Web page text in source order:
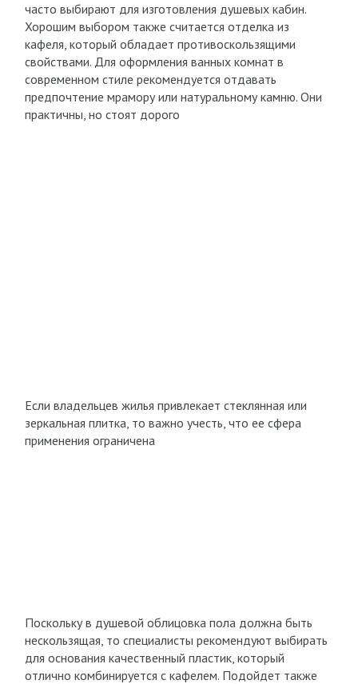
часто выбирают для изготовления душевых кабин.
Хорошим выбором также считается отделка из
кафеля, который обладает противоскользящими
свойствами. Для оформления ванных комнат в
современном стиле рекомендуется отдавать
предпочтение мрамору или натуральному камню. Они
практичны, но стоят дорого
Если владельцев жилья привлекает стеклянная или
зеркальная плитка, то важно учесть, что ее сфера
применения ограничена
Поскольку в душевой облицовка пола должна быть
нескользящая, то специалисты рекомендуют выбирать
для основания качественный пластик, который
отлично комбинируется с кафелем. Подойдет также